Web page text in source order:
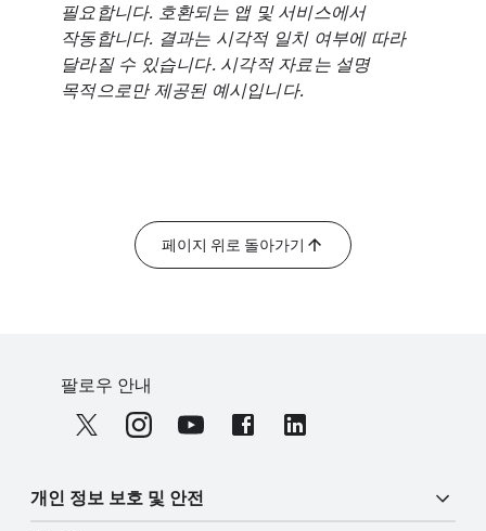
필요합니다. 호환되는 앱 및 서비스에서
작동합니다. 결과는 시각적 일치 여부에 따라
달라질 수 있습니다. 시각적 자료는 설명
목적으로만 제공된 예시입니다.
페이지 위로 돌아가기
o
l
팔로우 안내
개인 정보 보호 및 안전